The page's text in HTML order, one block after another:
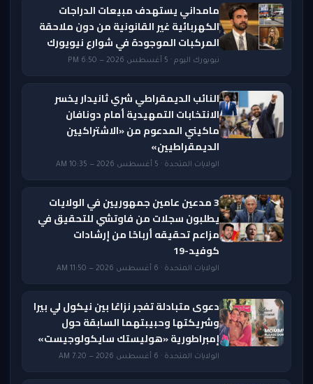
مامداني يستهدف مبيعات الدراجات
الكهربائية غير القانونية من دون ملاحقة
المركبات الموجودة في شوارع نيويورك
نيويورك اليوم · 5 أغسطس 2026 — 6:50 PM
النائب الديمقراطي شري ثانيدار يخسر
الانتخابات التمهيدية أمام دونافان
ماكيني المدعوم من «الاشتراكيين
الديمقراطيين»
الولايات المتحدة · 5 أغسطس 2026 — 10:35 AM
3 مدعين عامين جمهوريين في الولايات
يطلبون سجلات من فاوتشي للتحقيق في
مزاعم تحقيقه أرباحًا من إرشادات
كوفيد-19
الولايات المتحدة · 6 أغسطس 2026 — 11:50 AM
دعوى متبادلة تفجر نزاعًا بين نيكول لي بيرا
وشريكتها وحبيبتهما السابقة حول
إمبراطورية «هوليستك سايكولوجيست»
الولايات المتحدة · 6 أغسطس 2026 — 7:20 AM